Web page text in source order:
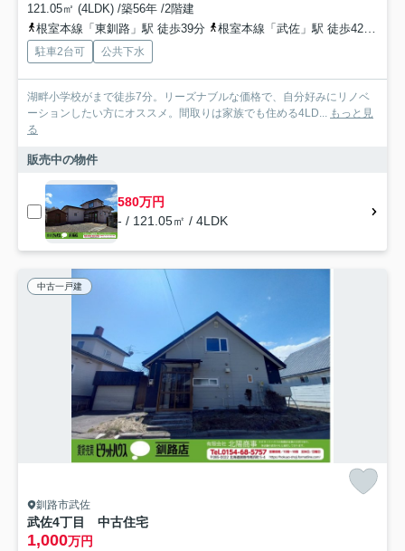
121.05㎡ (4LDK) /築56年 /2階建
根室本線「東釧路」駅 徒歩39分
根室本線「武佐」駅 徒歩42分
駐車2台可 公共下水
湖畔小学校がまで徒歩7分。リーズナブルな価格で、自分好みにリノベ
ーションしたい方にオススメ。間取りは家族でも住める4LD... もっと見
る
販売中の物件
580万円
- / 121.05㎡ / 4LDK
中古一戸建
釧路市武佐
武佐4丁目 中古住宅
1,000万円